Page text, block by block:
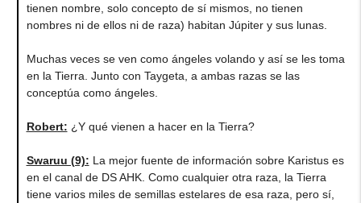
tienen nombre, solo concepto de sí mismos, no tienen
nombres ni de ellos ni de raza) habitan Júpiter y sus lunas.
Muchas veces se ven como ángeles volando y así se les toma
en la Tierra. Junto con Taygeta, a ambas razas se las
conceptúa como ángeles.
Robert: ¿Y qué vienen a hacer en la Tierra?
Swaruu (9): La mejor fuente de información sobre Karistus es
en el canal de DS AHK. Como cualquier otra raza, la Tierra
tiene varios miles de semillas estelares de esa raza, pero sí,